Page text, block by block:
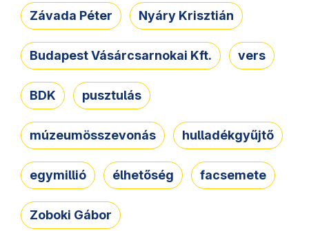
Závada Péter Nyáry Krisztián
Budapest Vásárcsarnokai Kft. vers
BDK pusztulás
múzeumösszevonás hulladékgyűjtő
egymillió élhetőség facsemete
Zoboki Gábor